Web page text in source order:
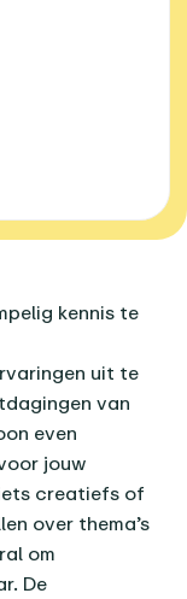
kennis te
uit te
van
even
jouw
creatiefs of
over thema’s
om
De